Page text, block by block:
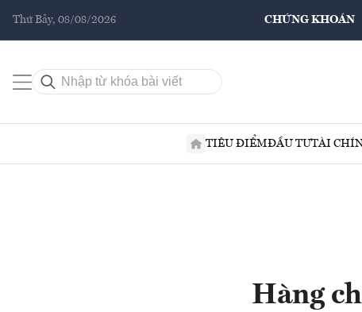
Thứ Bảy, 08/08/2026 CHỨNG KHOÁN
TIÊU ĐIỂMĐẦU TƯTÀI
Hàng